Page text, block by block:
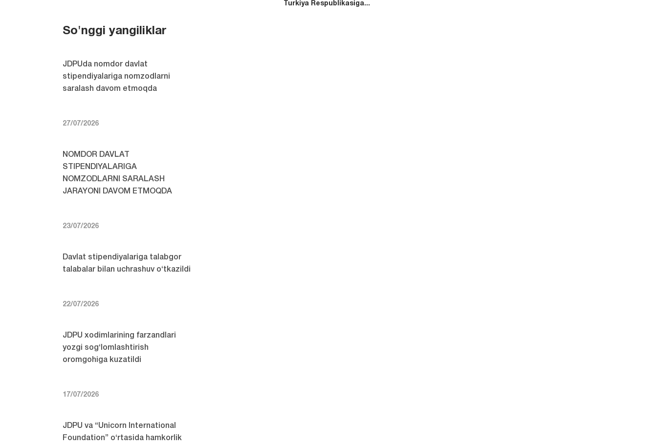
Turkiya Respublikasiga...
So'nggi yangiliklar
JDPUda nomdor davlat
stipendiyalariga nomzodlarni
saralash davom etmoqda
27/07/2026
NOMDOR DAVLAT
STIPENDIYALARIGA
NOMZODLARNI SARALASH
JARAYONI DAVOM ETMOQDA
23/07/2026
Davlat stipendiyalariga talabgor
talabalar bilan uchrashuv o‘tkazildi
22/07/2026
JDPU xodimlarining farzandlari
yozgi sog‘lomlashtirish
oromgohiga kuzatildi
17/07/2026
JDPU va “Unicorn International
Foundation” o‘rtasida hamkorlik